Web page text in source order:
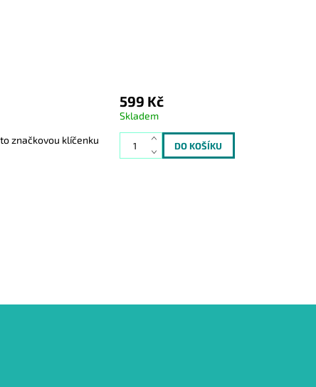
značkovou klíčenku
599 Kč
Skladem